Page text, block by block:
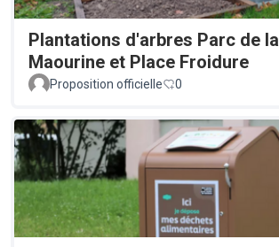
Plantations d'arbres Parc de la
Maourine et Place Froidure
Proposition officielle 0